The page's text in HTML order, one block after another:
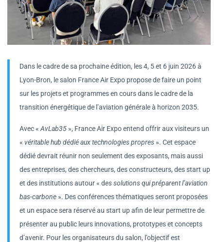
Dans le cadre de sa prochaine édition, les 4, 5 et 6 juin 2026 à
Lyon-Bron, le salon France Air Expo propose de faire un point
sur les projets et programmes en cours dans le cadre de la
transition énergétique de l’aviation générale à horizon 2035.
Avec « AvLab35 », France Air Expo entend offrir aux visiteurs un
« véritable hub dédié aux technologies propres ». Cet espace
dédié devrait réunir non seulement des exposants, mais aussi
des entreprises, des chercheurs, des constructeurs, des start up
et des institutions autour « des solutions qui préparent l’aviation
bas-carbone ». Des conférences thématiques seront proposées
et un espace sera réservé au start up afin de leur permettre de
présenter au public leurs innovations, prototypes et concepts
d’avenir. Pour les organisateurs du salon, l’objectif est